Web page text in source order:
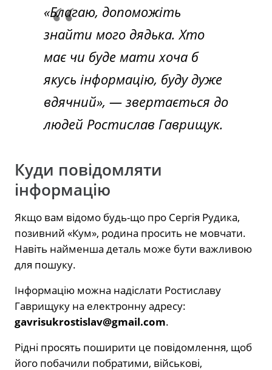
«Благаю, допоможіть
знайти мого дядька. Хто
має чи буде мати хоча б
якусь інформацію, буду дуже
вдячний», — звертається до
людей Ростислав Гаврищук.
Куди повідомляти
інформацію
Якщо вам відомо будь-що про Сергія Рудика,
позивний «Кум», родина просить не мовчати.
Навіть найменша деталь може бути важливою
для пошуку.
Інформацію можна надіслати Ростиславу
Гаврищуку на електронну адресу:
gavrisukrostislav@gmail.com.
Рідні просять поширити це повідомлення, щоб
його побачили побратими, військові,